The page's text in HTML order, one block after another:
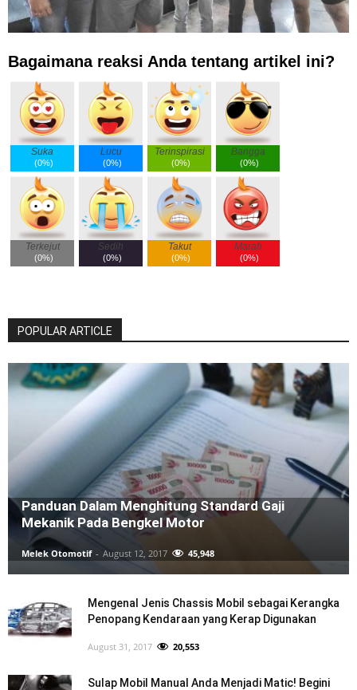
Bagaimana reaksi Anda tentang artikel ini?
Suka
(0%)
Lucu
(0%)
Terinspirasi
(0%)
Bangga
(0%)
Terkejut
(0%)
Sedih
(0%)
Takut
(0%)
Marah
(0%)
POPULAR ARTICLE
Panduan Dalam Menghitung Standard Gaji
Mekanik Pada Bengkel Motor
Melek Otomotif - August 12, 2017 45,948
Mengenal Jenis Chassis Mobil sebagai Kerangka
Penopang Kendaraan yang Kerap Digunakan
August 31, 2017 20,553
Sulap Mobil Manual Anda Menjadi Matic! Begini